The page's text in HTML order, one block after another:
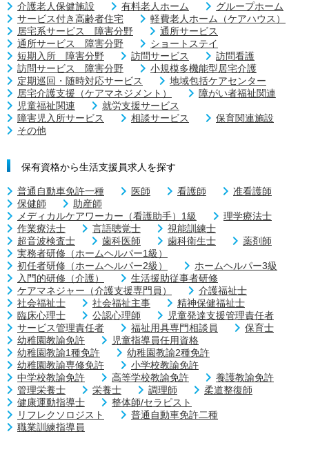
介護老人保健施設
有料老人ホーム
グループホーム
サービス付き高齢者住宅
軽費老人ホーム（ケアハウス）
居宅系サービス 障害分野
通所サービス
通所サービス 障害分野
ショートステイ
短期入所 障害分野
訪問サービス
訪問看護
訪問サービス 障害分野
小規模多機能型居宅介護
定期巡回・随時対応サービス
地域包括ケアセンター
居宅介護支援（ケアマネジメント）
障がい者福祉関連
児童福祉関連
就労支援サービス
障害児入所サービス
相談サービス
保育関連施設
その他
保有資格から生活支援員求人を探す
普通自動車免許一種 医師 看護師
准看護師
保健師
助産師
メディカルケアワーカー（看護助手）1級
理学療法士
作業療法士
言語聴覚士
視能訓練士
超音波検査士
歯科医師 歯科衛生士
薬剤師
実務者研修（ホームヘルパー1級）
初任者研修（ホームヘルパー2級）
ホームヘルパー3級
入門的研修（介護）
生活援助従事者研修
ケアマネジャー（介護支援専門員）
介護福祉士
社会福祉士
社会福祉主事
精神保健福祉士
臨床心理士
公認心理師
児童発達支援管理責任者
サービス管理責任者
福祉用具専門相談員
保育士
幼稚園教諭免許
児童指導員任用資格
幼稚園教諭1種免許
幼稚園教諭2種免許
幼稚園教諭専修免許
小学校教諭免許
中学校教諭免許
高等学校教諭免許
養護教諭免許
管理栄養士
栄養士 調理師
柔道整復師
健康運動指導士
整体師/セラピスト
リフレクソロジスト
普通自動車免許二種
職業訓練指導員